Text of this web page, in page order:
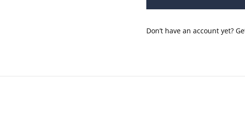
Don’t have an account yet?